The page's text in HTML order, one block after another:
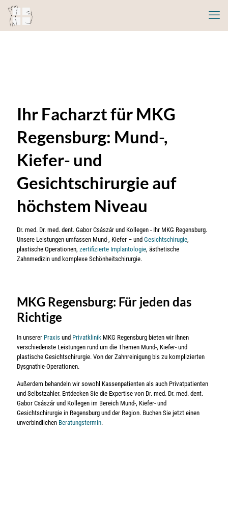
Ihr Facharzt für MKG
Regensburg: Mund-,
Kiefer- und
Gesichtschirurgie auf
höchstem Niveau
Dr. med. Dr. med. dent. Gabor Császár und Kollegen - Ihr MKG Regensburg.
Unsere Leistungen umfassen Mund-, Kiefer – und Gesichtschirugie,
plastische Operationen, zertifizierte Implantologie, ästhetische
Zahnmedizin und komplexe Schönheitschirurgie.
MKG Regensburg: Für jeden das
Richtige
In unserer Praxis und Privatklinik MKG Regensburg bieten wir Ihnen
verschiedenste Leistungen rund um die Themen Mund-, Kiefer- und
plastische Gesichtschirurgie. Von der Zahnreinigung bis zu komplizierten
Dysgnathie-Operationen.
Außerdem behandeln wir sowohl Kassenpatienten als auch Privatpatienten
und Selbstzahler. Entdecken Sie die Expertise von Dr. med. Dr. med. dent.
Gabor Császár und Kollegen im Bereich Mund-, Kiefer- und
Gesichtschirurgie in Regensburg und der Region. Buchen Sie jetzt einen
unverbindlichen Beratungstermin.